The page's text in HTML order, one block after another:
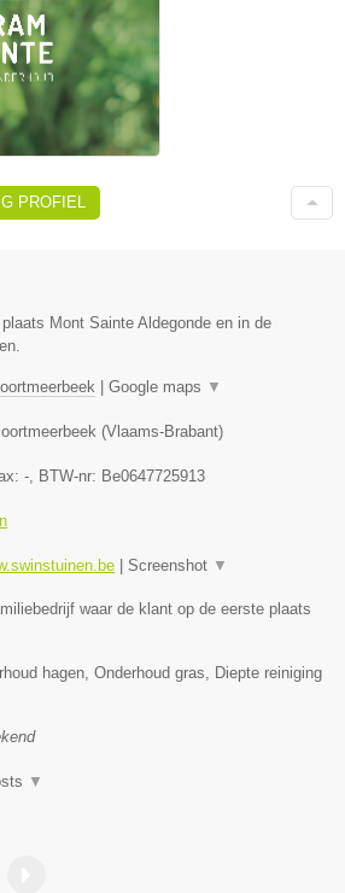
PROFIEL
Mont Sainte Aldegonde en in de
Google maps ▼
(Vlaams-Brabant)
-, BTW-nr: Be0647725913
Screenshot ▼
waar de klant op de eerste plaats
hagen, Onderhoud gras, Diepte reiniging
▼